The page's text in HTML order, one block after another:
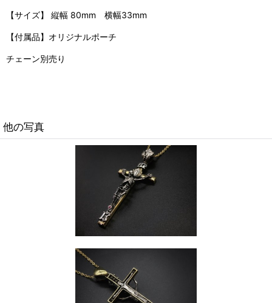
【サイズ】 縦幅 80mm 横幅33mm
【付属品】オリジナルポーチ
チェーン別売り
他の写真